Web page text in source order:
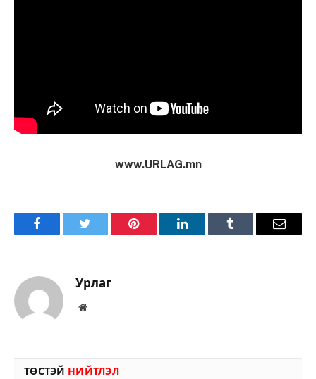
www.URLAG.mn
FacebookTwitter Pinterest LinkedInTumblr Имэйл
Урлаг
Вэбсайт
ТӨСТЭЙ НИЙТЛЭЛ